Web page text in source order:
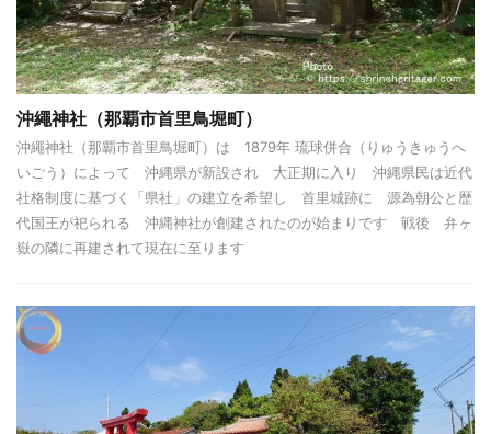
沖繩神社（那覇市首里鳥堀町）
沖繩神社（那覇市首里鳥堀町）は 1879年 琉球併合（りゅうきゅうへ
いごう）によって 沖縄県が新設され 大正期に入り 沖縄県民は近代
社格制度に基づく「県社」の建立を希望し 首里城跡に 源為朝公と歴
代国王が祀られる 沖縄神社が創建されたのが始まりです 戦後 弁ヶ
嶽の隣に再建されて現在に至ります